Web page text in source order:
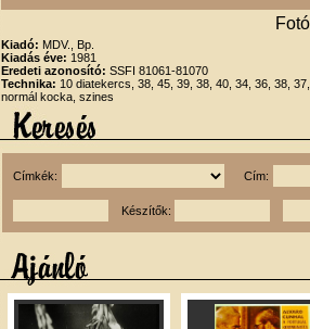
Kiadó: MDV., Bp.
Kiadás éve: 1981
Eredeti azonosító: SSFI 81061-81070
Technika: 10 diatekercs, 38, 45, 39, 38, 40, 34, 36, 38,
normál kocka, szines
Címkék: Cím:
Készítők: